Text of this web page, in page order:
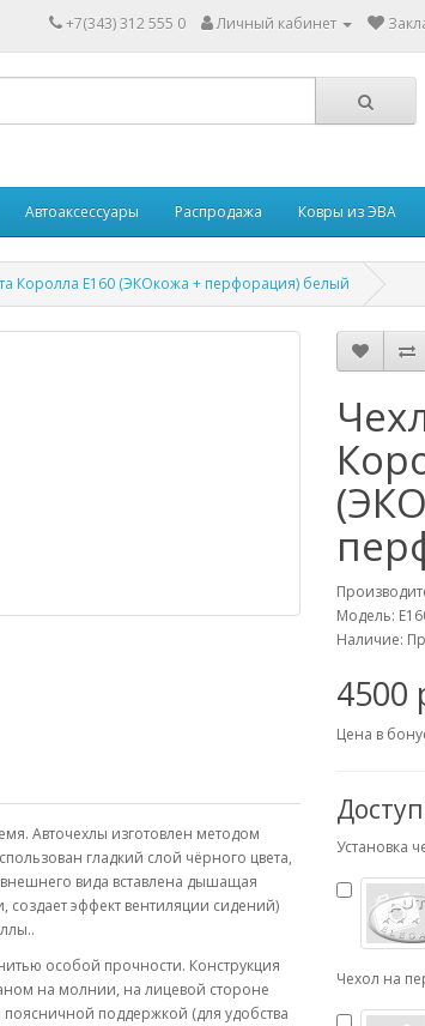
+7(343) 312 555 0 Личный кабинет
Автоаксессуары Распродажа Ковры из ЭВА
Королла Е160 (ЭКОкожа + перфорация) белый
Авточехлы изготовлен методом
гладкий слой чёрного цвета,
вида вставлена дышащая
эффект вентиляции сидений)
особой прочности. Конструкция
на молнии, на лицевой стороне
поддержкой (для удобства
Модель:
Наличие:
4500
Цена в
Установка
Чехол на